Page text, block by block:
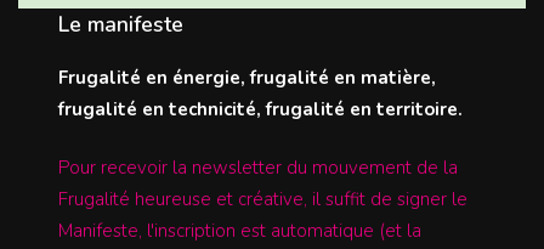
Le manifeste
Frugalité en énergie, frugalité en matière,
frugalité en technicité, frugalité en territoire.
Pour recevoir la newsletter du mouvement de la
Frugalité heureuse et créative, il suffit de signer le
Manifeste, l'inscription est automatique (et la